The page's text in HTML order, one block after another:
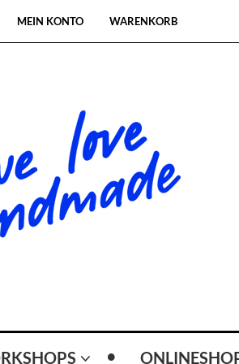
MEIN KONTO WARENKORB